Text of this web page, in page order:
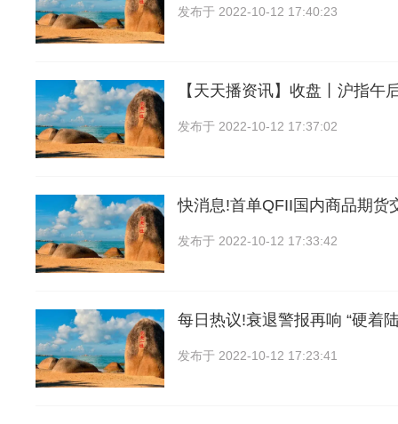
发布于 2022-10-12 17:40:23
【天天播资讯】收盘丨沪指午
发布于 2022-10-12 17:37:02
快消息!首单QFII国内商品期货
发布于 2022-10-12 17:33:42
每日热议!衰退警报再响 “硬着
发布于 2022-10-12 17:23:41